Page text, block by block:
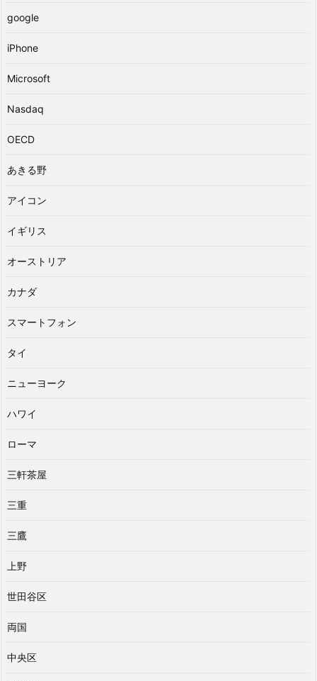
google
iPhone
Microsoft
Nasdaq
OECD
あきる野
アイコン
イギリス
オーストリア
カナダ
スマートフォン
タイ
ニューヨーク
ハワイ
ローマ
三軒茶屋
三重
三鷹
上野
世田谷区
両国
中央区